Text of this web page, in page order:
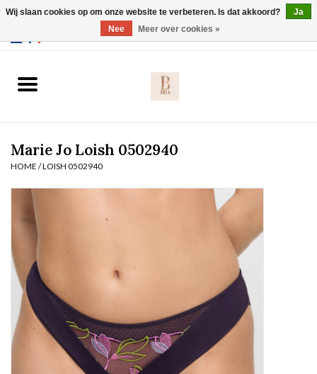
Slip
Body
Nachtmode
Solden
Homewear
Badmode
Marie Jo Loish 0502940
HOME /LOISH 0502940
Wij slaan cookies op om onze website te verbeteren. Is dat akkoord?
Ja
Nee
Meer over cookies »
Webshop werkt met EU maten. .